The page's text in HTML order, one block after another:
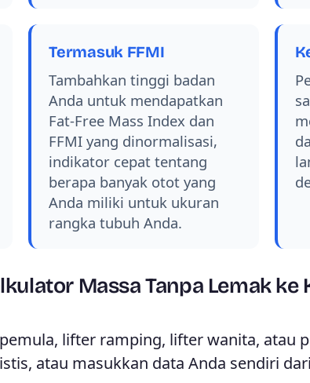
Termasuk FFMI
Tambahkan tinggi badan
Anda untuk mendapatkan
Fat-Free Mass Index dan
FFMI yang dinormalisasi,
indikator cepat tentang
berapa banyak otot yang
Anda miliki untuk ukuran
rangka tubuh Anda.
Massa Tanpa Lemak ke
lifter ramping, lifter wanita, atau
atau masukkan data Anda sendiri